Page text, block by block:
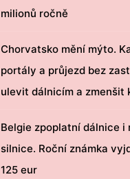
milionů ročně
Chorvatsko mění mýto.
portály a průjezd bez
ulevit dálnicím a zmenšit
Belgie zpoplatní dálnice i
silnice. Roční známka
125 eur